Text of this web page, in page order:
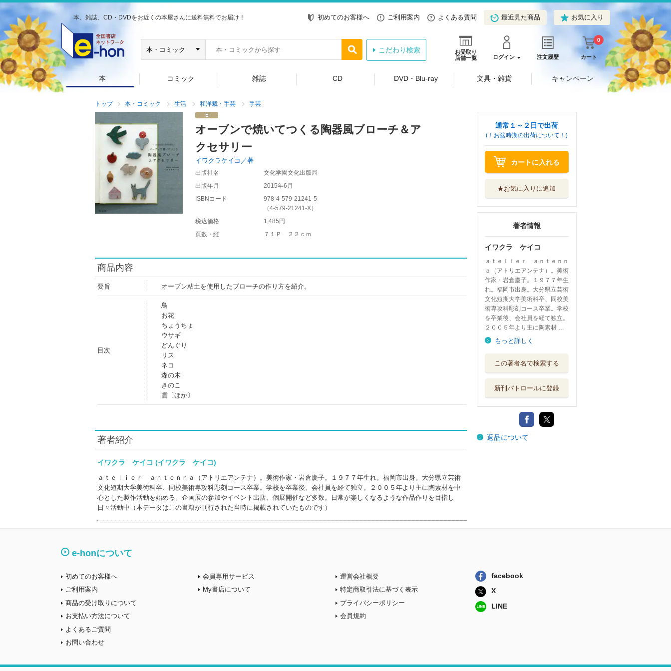
本、雑誌、CD・DVDをお近くの本屋さんに送料無料でお届け！ 初めてのお客様へ ご利用案内 よくある質問 最近見た商品 お気に入り
お受取り
店舗一覧
ログイン 注文履歴 カート
0
こだわり検索
本 コミック 雑誌 CD DVD・Blu-ray 文具・雑貨 キャンペーン
トップ 本・コミック 生活 和洋裁・手芸 手芸
オーブンで焼いてつくる陶器風ブローチ＆ア
クセサリー
イワクラケイコ／著
出版社名
文化学園文化出版局
出版年月
2015年6月
ISBNコード
978-4-579-21241-5
（4-579-21241-X）
税込価格
1,485円
頁数・縦
７１Ｐ ２２ｃｍ
商品内容
要旨 オーブン粘土を使用したブローチの作り方を紹介。
目次
鳥
お花
ちょうちょ
ウサギ
どんぐり
リス
ネコ
森の木
きのこ
雲〔ほか〕
著者紹介
イワクラ ケイコ (イワクラ ケイコ)
ａｔｅｌｉｅｒ ａｎｔｅｎｎａ（アトリエアンテナ）。美術作家・岩倉慶子。１９７７年生れ。福岡市出身。大分県立芸術
文化短期大学美術科卒、同校美術専攻科彫刻コース卒業。学校を卒業後、会社員を経て独立。２００５年より主に陶素材を中
心とした製作活動を始める。企画展の参加やイベント出店、個展開催など多数。日常が楽しくなるような作品作りを目指し
日々活動中（本データはこの書籍が刊行された当時に掲載されていたものです）
通常１～２日で出荷
(！お盆時期の出荷について！)
カートに入れる
★お気に入りに追加
著者情報
イワクラ ケイコ
ａｔｅｌｉｅｒ ａｎｔｅｎｎ
ａ（アトリエアンテナ）。美術
作家・岩倉慶子。１９７７年生
れ。福岡市出身。大分県立芸術
文化短期大学美術科卒、同校美
術専攻科彫刻コース卒業。学校
を卒業後、会社員を経て独立。
２００５年より主に陶素材 …
もっと詳しく
この著者名で検索する
新刊パトロールに登録
返品について
e-honについて
初めてのお客様へ
ご利用案内
商品の受け取りについて
お支払い方法について
よくあるご質問
お問い合わせ
会員専用サービス
My書店について
運営会社概要
特定商取引法に基づく表示
プライバシーポリシー
会員規約
facebook
X
LINE